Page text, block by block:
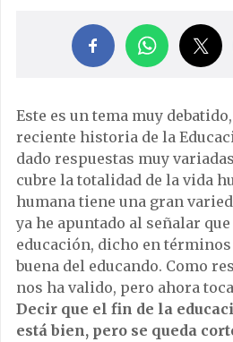
Este es un tema muy
reciente historia de la
dado respuestas muy
cubre la totalidad de la vida
humana tiene una gran
ya he apuntado al señalar
educación, dicho en
buena del educando. Como
nos ha valido, pero ahora
Decir que el fin de la
está bien, pero se queda